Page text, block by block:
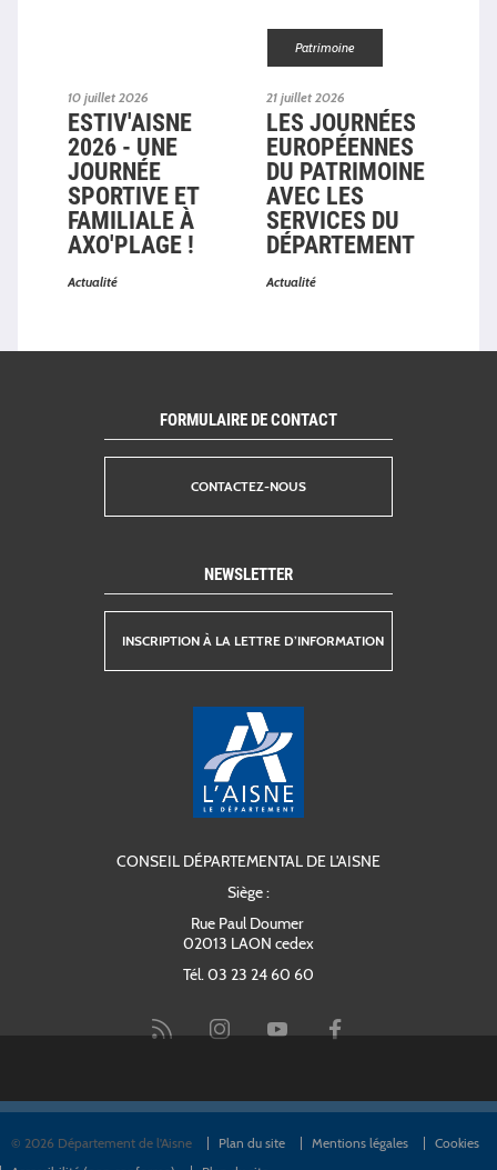
10 juillet 2026
ESTIV'AISNE
2026 - UNE
JOURNÉE
SPORTIVE ET
FAMILIALE À
AXO'PLAGE !
Actualité
21 juillet 2026
Patrimoine
LES JOURNÉES
EUROPÉENNES
DU PATRIMOINE
AVEC LES
SERVICES DU
DÉPARTEMENT
Actualité
CONSEIL DÉPARTEMENTAL DE L'AISNE
Siège :
Rue Paul Doumer
02013 LAON cedex
Tél. 03 23 24 60 60
FORMULAIRE DE CONTACT
CONTACTEZ-NOUS
NEWSLETTER
INSCRIPTION À LA LETTRE D’INFORMATION
© 2026 Département de l'Aisne Plan du site Mentions légales
Cookies